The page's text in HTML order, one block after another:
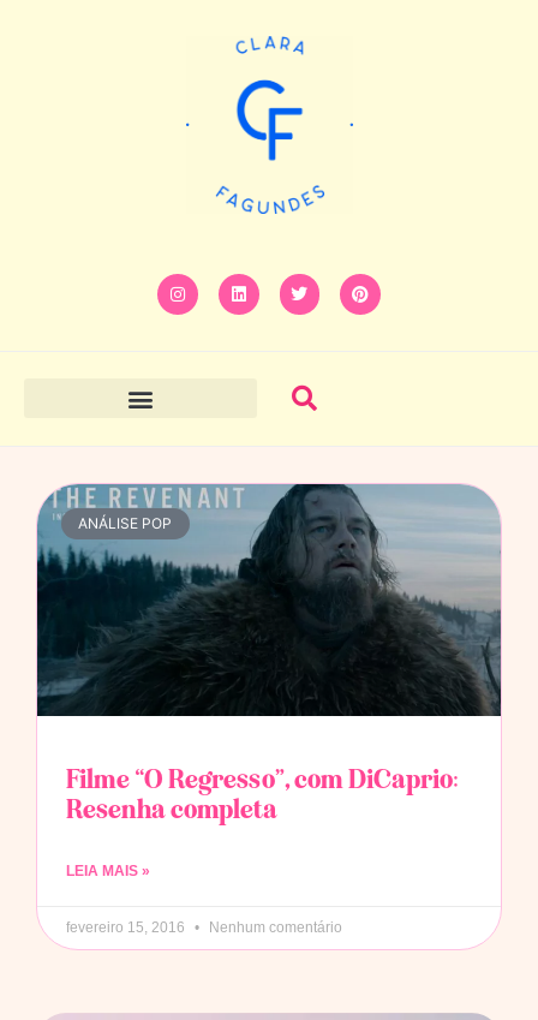
ANÁLISE POP
Filme “O Regresso”, com DiCaprio:
Resenha completa
LEIA MAIS »
fevereiro 15, 2016 Nenhum comentário